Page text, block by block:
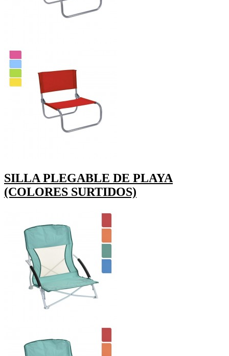
SILLA PLEGABLE DE PLAYA
(COLORES SURTIDOS)